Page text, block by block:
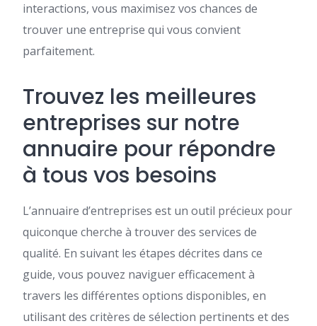
interactions, vous maximisez vos chances de
trouver une entreprise qui vous convient
parfaitement.
Trouvez les meilleures
entreprises sur notre
annuaire pour répondre
à tous vos besoins
L’annuaire d’entreprises est un outil précieux pour
quiconque cherche à trouver des services de
qualité. En suivant les étapes décrites dans ce
guide, vous pouvez naviguer efficacement à
travers les différentes options disponibles, en
utilisant des critères de sélection pertinents et des